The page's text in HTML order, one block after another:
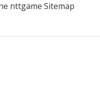
nttgame Sitemap